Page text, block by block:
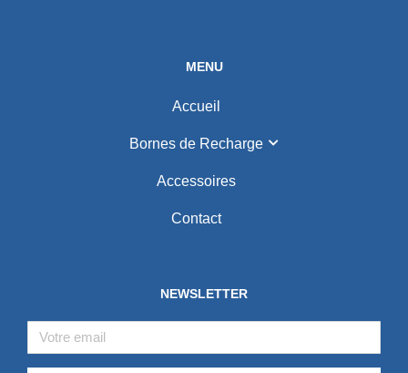
MENU
Accueil
Bornes de Recharge
Accessoires
Contact
NEWSLETTER